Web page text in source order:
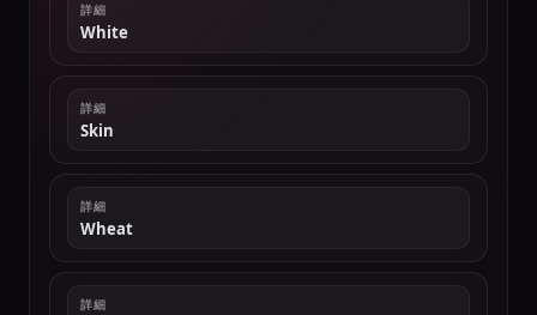
詳細
White
詳細
Skin
詳細
Wheat
詳細